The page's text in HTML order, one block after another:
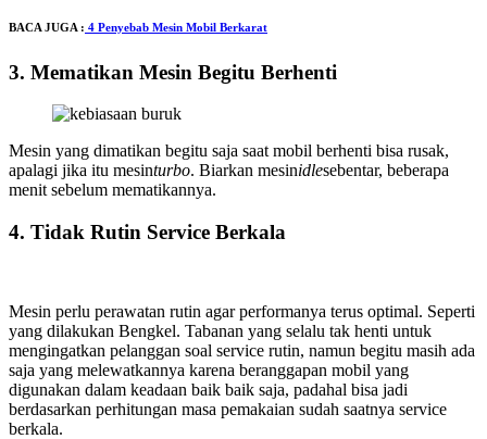
BACA JUGA : 4 Penyebab Mesin Mobil Berkarat
3. Mematikan Mesin Begitu Berhenti
Mesin yang dimatikan begitu saja saat mobil berhenti bisa rusak,
apalagi jika itu mesinturbo. Biarkan mesinidlesebentar, beberapa
menit sebelum mematikannya.
4. Tidak Rutin Service Berkala
Mesin perlu perawatan rutin agar performanya terus optimal. Seperti
yang dilakukan Bengkel. Tabanan yang selalu tak henti untuk
mengingatkan pelanggan soal service rutin, namun begitu masih ada
saja yang melewatkannya karena beranggapan mobil yang
digunakan dalam keadaan baik baik saja, padahal bisa jadi
berdasarkan perhitungan masa pemakaian sudah saatnya service
berkala.